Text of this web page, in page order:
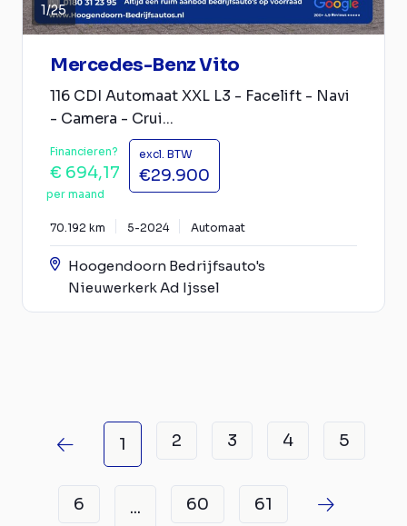
1/25
Mercedes-Benz Vito
116 CDI Automaat XXL L3 - Facelift - Navi
- Camera - Crui...
Financieren?
€ 694,17
per maand
excl. BTW
€29.900
70.192 km 5-2024 Automaat
Hoogendoorn Bedrijfsauto's
Nieuwerkerk Ad Ijssel
1 2 3 4 5
6 ... 60 61